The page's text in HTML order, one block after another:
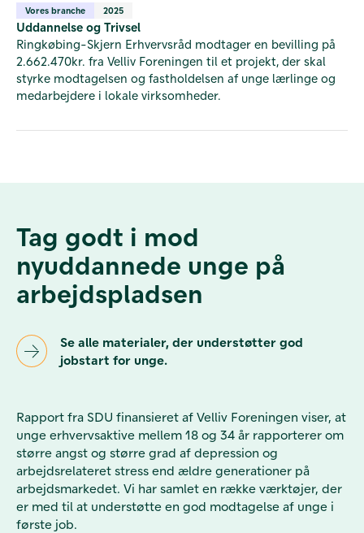
Vores branche 2025
Uddannelse og Trivsel
Ringkøbing-Skjern Erhvervsråd modtager en bevilling på
2.662.470kr. fra Velliv Foreningen til et projekt, der skal
styrke modtagelsen og fastholdelsen af unge lærlinge og
medarbejdere i lokale virksomheder.
Tag godt i mod
nyuddannede unge på
arbejdspladsen
Se alle materialer, der understøtter god
jobstart for unge.
Rapport fra SDU finansieret af Velliv Foreningen viser, at
unge erhvervsaktive mellem 18 og 34 år rapporterer om
større angst og større grad af depression og
arbejdsrelateret stress end ældre generationer på
arbejdsmarkedet. Vi har samlet en række værktøjer, der
er med til at understøtte en god modtagelse af unge i
første job.